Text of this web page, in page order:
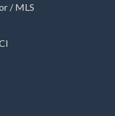
/ MLS